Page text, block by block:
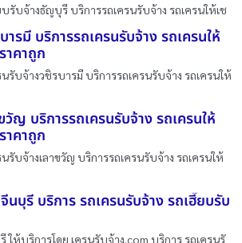
รับจ้างธัญบุรี บริการรถเครนรับจ้าง รถเครนให้เช
ารมี บริการรถเครนรับจ้าง รถเครนให้
าคาถูก
รับจ้างวชิรบารมี บริการรถเครนรับจ้าง รถเครนให้
วัญ บริการรถเครนรับจ้าง รถเครนให้
าคาถูก
รับจ้างเลาขวัญ บริการรถเครนรับจ้าง รถเครนให้
นบุรี บริการ รถเครนรับจ้าง รถเฮี๊ยบรับ
ให้บริการโดย เครนรับจ้าง.com บริการ รถเครนรั